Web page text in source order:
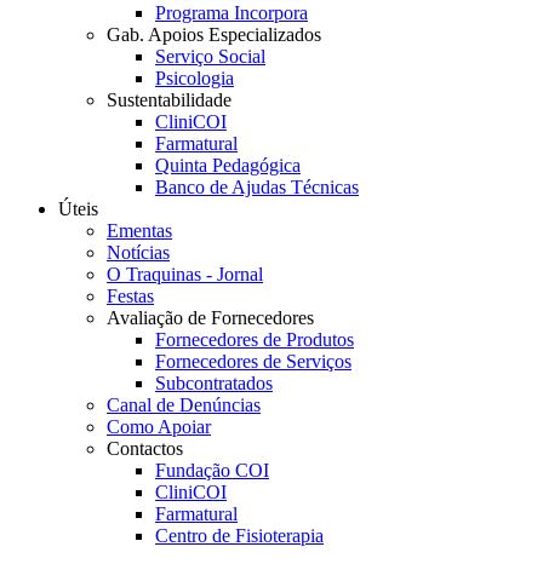
Programa Incorpora
Gab. Apoios Especializados
Serviço Social
Psicologia
Sustentabilidade
CliniCOI
Farmatural
Quinta Pedagógica
Banco de Ajudas Técnicas
Úteis
Ementas
Notícias
O Traquinas - Jornal
Festas
Avaliação de Fornecedores
Fornecedores de Produtos
Fornecedores de Serviços
Subcontratados
Canal de Denúncias
Como Apoiar
Contactos
Fundação COI
CliniCOI
Farmatural
Centro de Fisioterapia